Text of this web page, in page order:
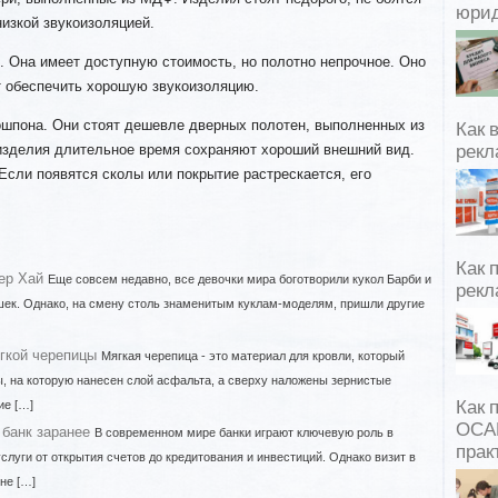
звукоизоляцией.
имеет доступную стоимость, но полотно непрочное. Оно
хорошую звукоизоляцию.
Они стоят дешевле дверных полотен, выполненных из
длительное время сохраняют хороший внешний вид.
появятся сколы или покрытие растрескается, его
Хай Еще совсем недавно, все девочки мира боготворили кукол Барби и
Однако, на смену столь знаменитым куклам-моделям, пришли другие
черепицы Мягкая черепица - это материал для кровли, который
на которую нанесен слой асфальта, а сверху наложены зернистые
[…]
заранее В современном мире банки играют ключевую роль в
от открытия счетов до кредитования и инвестиций. Однако визит в
не […]
Как
Как
Как